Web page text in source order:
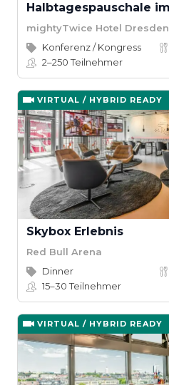
mightyTwice Hotel Dresden
Konferenz / Kongress
2–250Teilnehmer
VIRTUAL / HYBRID READY
Skybox Erlebnis
Red Bull Arena
Dinner
15–30Teilnehmer
VIRTUAL / HYBRID READY